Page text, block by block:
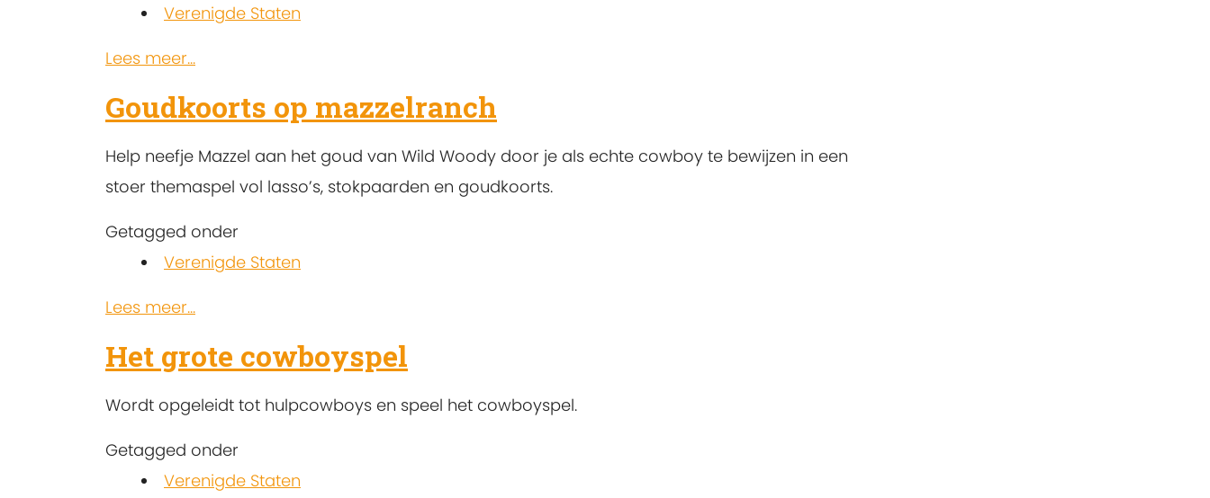
Verenigde Staten
Lees meer...
Goudkoorts op mazzelranch
Help neefje Mazzel aan het goud van Wild Woody door je als echte cowboy te bewijzen in een
stoer themaspel vol lasso’s, stokpaarden en goudkoorts.
Getagged onder
Verenigde Staten
Lees meer...
Het grote cowboyspel
Wordt opgeleidt tot hulpcowboys en speel het cowboyspel.
Getagged onder
Verenigde Staten